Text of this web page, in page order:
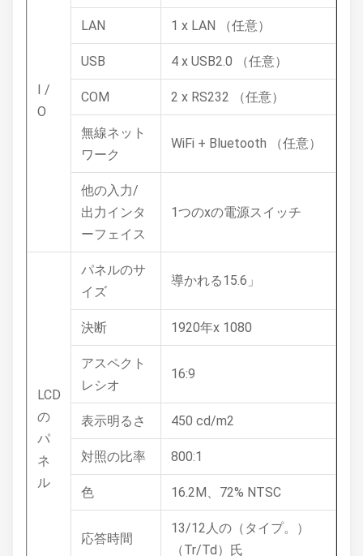
I /
O
LAN 1 x LAN （任意）
USB 4 x USB2.0 （任意）
COM 2 x RS232 （任意）
無線ネット
ワーク
WiFi + Bluetooth （任意）
他の入力/
出力インタ
ーフェイス
1つのxの電源スイッチ
LCD
の
パ
ネ
ル
パネルのサ
イズ
導かれる15.6」
決断 1920年x 1080
アスペクト
レシオ
16:9
表示明るさ 450 cd/m2
対照の比率 800:1
色 16.2M、72% NTSC
応答時間
13/12人の（タイプ。）
（Tr/Td）氏